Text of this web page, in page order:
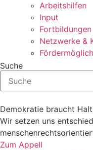
Arbeitshilfen
Input
Fortbildungen
Netzwerke &
Suche
Demokratie braucht
Wir setzen uns
Zum Appell